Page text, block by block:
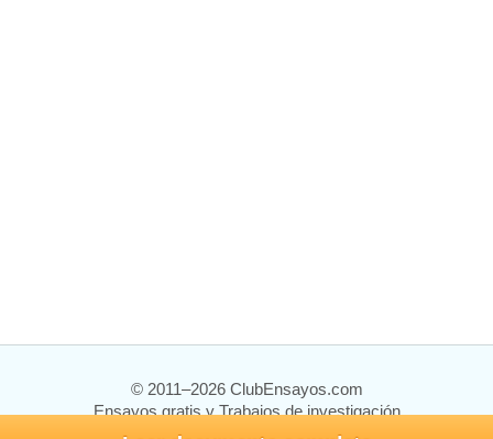
© 2011–2026 ClubEnsayos.com
Ensayos gratis y Trabajos de investigación